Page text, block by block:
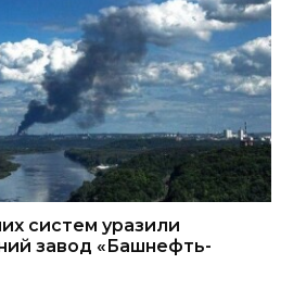
систем уразили
завод «Башнефть-